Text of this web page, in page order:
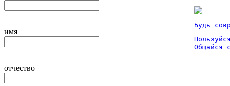
имя
отчество
Будь
Общайся